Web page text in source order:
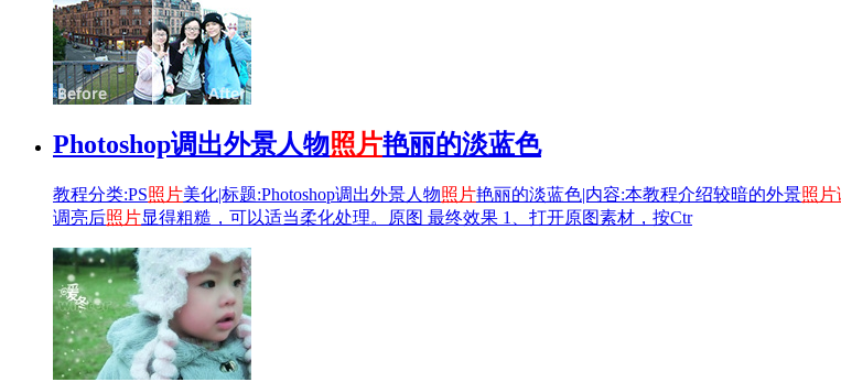
Photoshop调出外景人物照片艳丽的淡蓝色
教程分类:PS照片美化|标题:Photoshop调出外景人物照片艳丽的淡蓝色|内容:本教程介绍较暗的外景照片
调亮后照片显得粗糙，可以适当柔化处理。原图 最终效果 1、打开原图素材，按Ctr